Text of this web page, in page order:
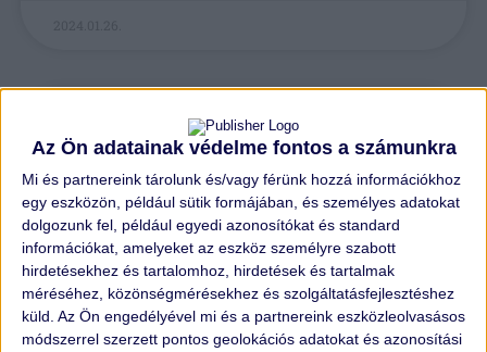
Az Ön adatainak védelme fontos a számunkra
Mi és partnereink tárolunk és/vagy férünk hozzá információkhoz
egy eszközön, például sütik formájában, és személyes adatokat
dolgozunk fel, például egyedi azonosítókat és standard
információkat, amelyeket az eszköz személyre szabott
hirdetésekhez és tartalomhoz, hirdetések és tartalmak
méréséhez, közönségmérésekhez és szolgáltatásfejlesztéshez
küld. Az Ön engedélyével mi és a partnereink eszközleolvasásos
módszerrel szerzett pontos geolokációs adatokat és azonosítási